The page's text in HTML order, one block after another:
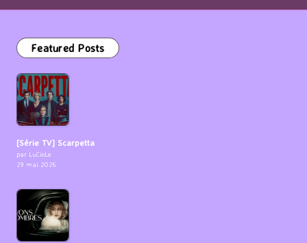
Featured Posts
[Série TV] Scarpetta
par LuCioLe
29 mai 2026